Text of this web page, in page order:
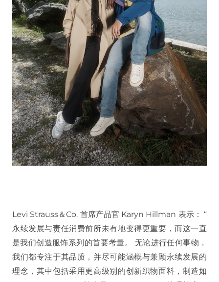
Levi Strauss＆Co. 首席产品官 Karyn Hillman 表示： “
永续发展与责任消费前所未有地变得更重要，而这一直
是我们创造服饰系列的首要考量。 无论进行任何事物，
我们都专注于其品质，并尽可能涵概与兼顾永续发展的
理念，其中包括采用更高级别的创新织物面料，制造如